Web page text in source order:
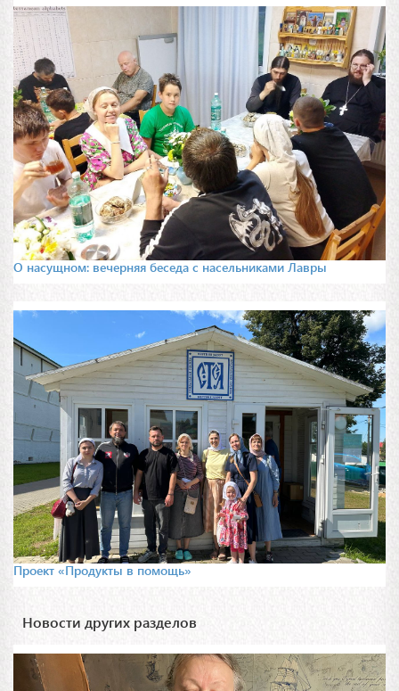
О насущном: вечерняя беседа с насельниками Лавры
Проект «Продукты в помощь»
Новости других разделов